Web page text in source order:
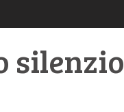
silenzio